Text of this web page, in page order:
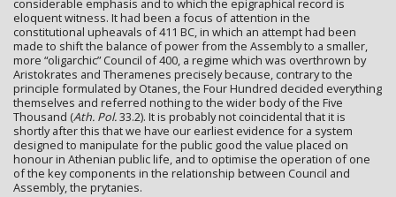
considerable emphasis and to which the epigraphical record is
eloquent witness. It had been a focus of attention in the
constitutional upheavals of 411 BC, in which an attempt had been
made to shift the balance of power from the Assembly to a smaller,
more “oligarchic” Council of 400, a regime which was overthrown by
Aristokrates and Theramenes precisely because, contrary to the
principle formulated by Otanes, the Four Hundred decided everything
themselves and referred nothing to the wider body of the Five
Thousand (Ath. Pol.33.2). It is probably not coincidental that it is
shortly after this that we have our earliest evidence for a system
designed to manipulate for the public good the value placed on
honour in Athenian public life, and to optimise the operation of one
of the key components in the relationship between Council and
Assembly, the prytanies.